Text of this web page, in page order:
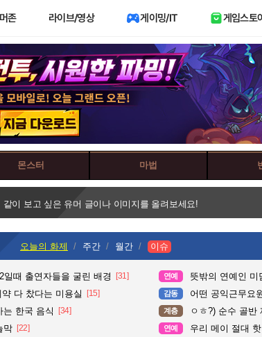
존 라이브/영상 게이밍/IT 게임스토
몬스터 마법
같이 보고 싶은 유머 글이나 이미지를 올려보세요!
오늘의 화제 주간 월간 이슈
일때 출연자들을 굴린 배경 [31] 연예 뜻밖의 연예인 미
다 찼다는 미용실 [15] 감동 어떤 공익근무요
는 한국 음식 [34] 계층 ㅇㅎ?) 순수 골반
막 [22] 연예 우리 메이 절대